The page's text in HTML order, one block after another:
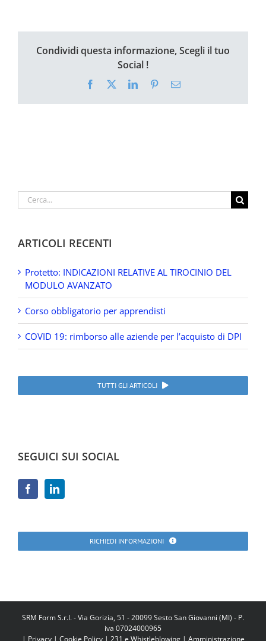
Condividi questa informazione, Scegli il tuo
Social !
Facebook LinkedInPinterestEmail
Cerca
per:
ARTICOLI RECENTI
Protetto: INDICAZIONI RELATIVE AL TIROCINIO DEL
MODULO AVANZATO
Corso obbligatorio per apprendisti
COVID 19: rimborso alle aziende per l’acquisto di DPI
TUTTI GLI ARTICOLI
SEGUICI SUI SOCIAL
RICHIEDI INFORMAZIONI
SRM Form S.r.l. - Via Gorizia, 51 - 20099 Sesto San Giovanni (MI) - P.
iva 07024000965
| Privacy| Cookie Policy| 231 e Whistleblowing| Amministrazione